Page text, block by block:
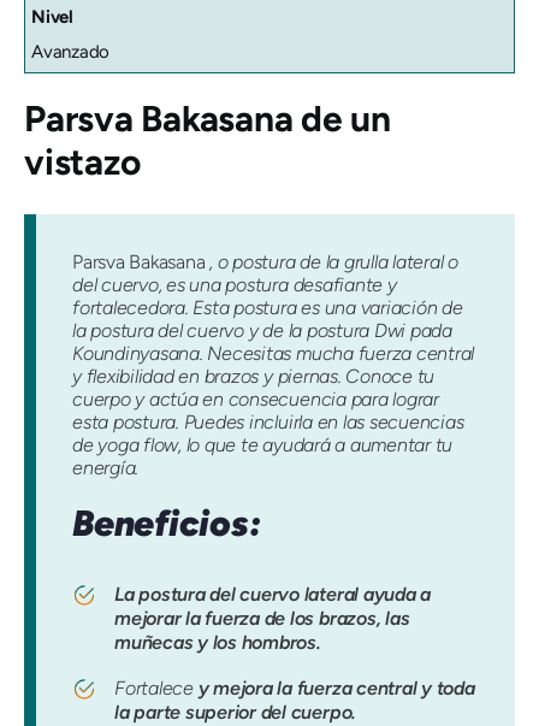
Nivel
Avanzado
Parsva Bakasana de un
vistazo
Parsva Bakasana, o postura de la grulla lateral o
del cuervo, es una postura desafiante y
fortalecedora. Esta postura es una variación de
la postura del cuervo y de la postura Dwi pada
Koundinyasana. Necesitas mucha fuerza central
y flexibilidad en brazos y piernas. Conoce tu
cuerpo y actúa en consecuencia para lograr
esta postura. Puedes incluirla en las secuencias
de yoga flow, lo que te ayudará a aumentar tu
energía.
Beneficios:
La postura del cuervo lateral ayuda a
mejorar la fuerza de los brazos, las
muñecas y los hombros.
Fortalece y mejora la fuerza central y toda
la parte superior del cuerpo.